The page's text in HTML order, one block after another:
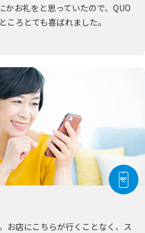
かお礼をと思っていたので、QUO
ころとても喜ばれました。
お店にこちらが行くことなく、ス